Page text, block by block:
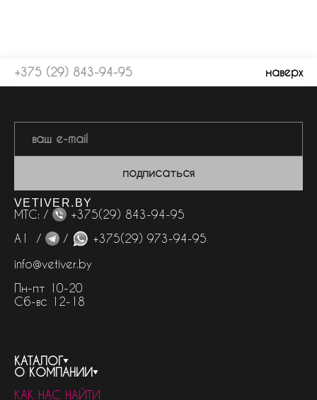
+375 (29) 843-94-95 наверх
подписаться
VETIVER.BY
МТС: /
+375(29) 843-94-95
А1 /
/
+375(29) 973-94-95
info@vetiver.by
Пн-пт 10-20
Сб-вс 12-18
КАТАЛОГ
весь каталог
О КОМПАНИИ
КАК НАС НАЙТИ